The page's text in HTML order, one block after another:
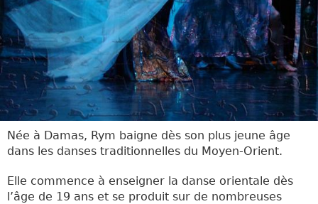
Née à Damas, Rym baigne dès son plus jeune âge
dans les danses traditionnelles du Moyen-Orient.
Elle commence à enseigner la danse orientale dès
l’âge de 19 ans et se produit sur de nombreuses